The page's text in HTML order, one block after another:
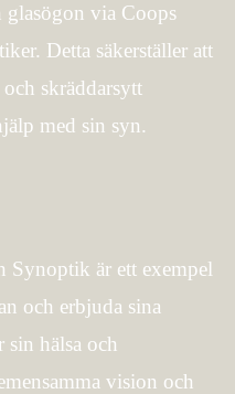
via Coops
Detta säkerställer att
skräddarsytt
med sin syn.
Synoptik är ett exempel
och erbjuda sina
hälsa och
vision och